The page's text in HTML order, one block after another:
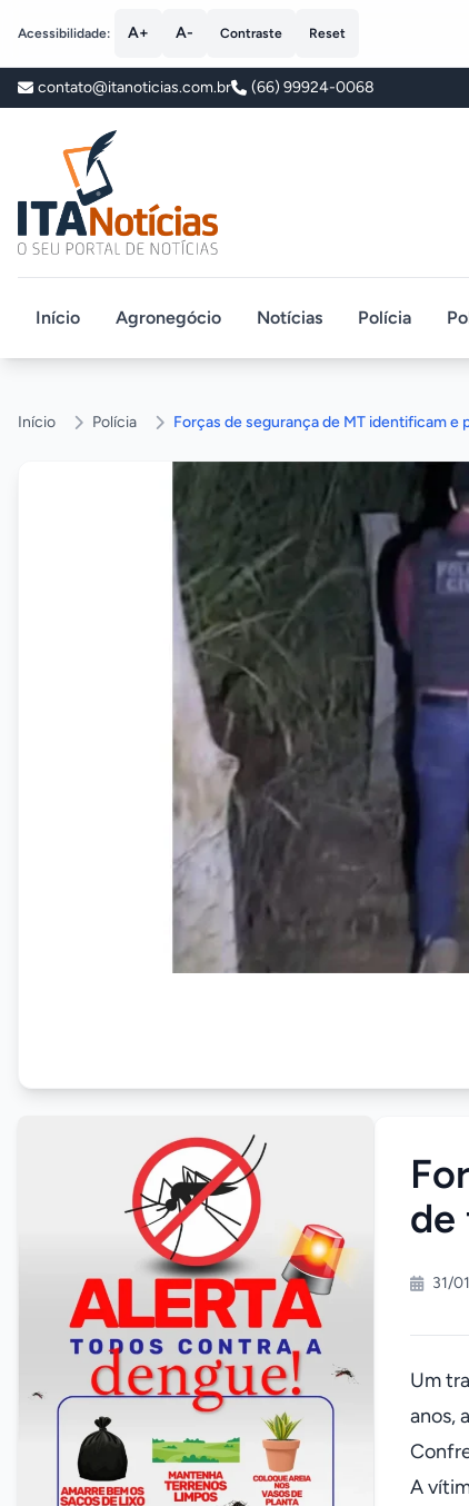
Acessibilidade: A+ A- Contraste Reset
contato@itanoticias.com.br (66) 99924-0068
ITA Notícias
Início Agronegócio Notícias Polícia
Início Polícia Forças de segurança de MT identificam
de
31/
Um
anos,
A